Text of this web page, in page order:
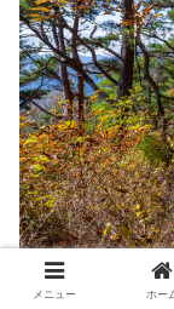
前方にこんもり
メニュー ホー